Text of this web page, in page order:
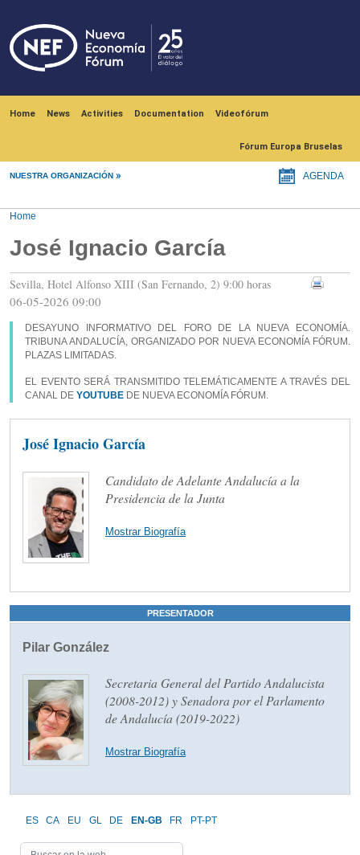
Home News Activities Documentation Videofórum
Fórum Europa Bruselas
NUESTRA ORGANIZACIÓN AGENDA
Home
José Ignacio García
Sevilla, Hotel Alfonso XIII (San Fernando, 2) 9:00 horas
06-05-2026 09:00
DESAYUNO INFORMATIVO DEL FORO DE LA NUEVA ECONOMÍA.
TRIBUNA ANDALUCÍA, ORGANIZADO POR NUEVA ECONOMÍA FÓRUM.
PLAZAS LIMITADAS.
EL EVENTO SERÁ TRANSMITIDO TELEMÁTICAMENTE A TRAVÉS DEL
CANAL DE YOUTUBE DE NUEVA ECONOMÍA FÓRUM.
José Ignacio García
Candidato de Adelante Andalucía a la
Presidencia de la Junta
Mostrar Biografía
PRESENTADOR
Pilar González
Secretaria General del Partido Andalucista
(2008-2012) y Senadora por el Parlamento
de Andalucía (2019-2022)
Mostrar Biografía
ES CA EU GL DE EN-GB FR PT-PT